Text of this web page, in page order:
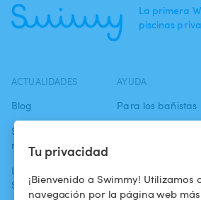
Tu privacidad
¡Bienvenido a Swimmy! Utilizamos
navegación por la página web
La primera
piscinas
ACTUALIDADES
Blog
Swimmy en los
medios
La aventura
Swimmy
AYUDA
Para los bañistas
piscina